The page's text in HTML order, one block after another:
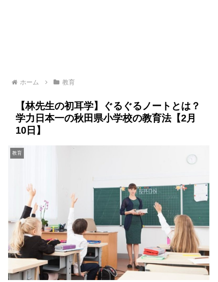
ホーム 教育
【林先生の初耳学】ぐるぐるノートとは？
学力日本一の秋田県小学校の教育法【2月
10日】
教育